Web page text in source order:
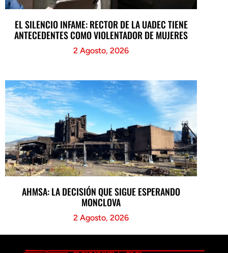
EL SILENCIO INFAME: RECTOR DE LA UADEC TIENE
ANTECEDENTES COMO VIOLENTADOR DE MUJERES
2 Agosto, 2026
AHMSA: LA DECISIÓN QUE SIGUE ESPERANDO
MONCLOVA
2 Agosto, 2026